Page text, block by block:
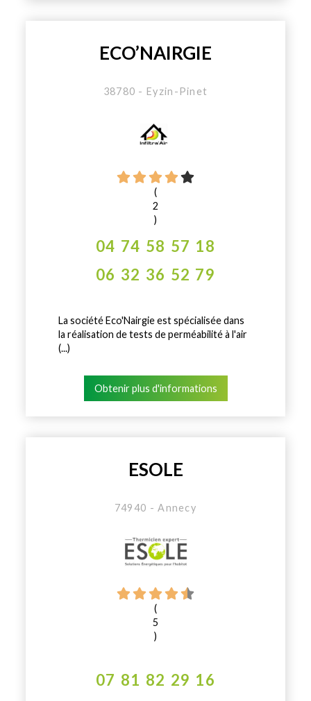
ECO’NAIRGIE
38780 - Eyzin-Pinet
(
2
)
04 74 58 57 18
06 32 36 52 79
La société Eco'Nairgie est spécialisée dans
la réalisation de tests de perméabilité à l'air
(...)
Obtenir plus d'informations
ESOLE
74940 - Annecy
(
5
)
07 81 82 29 16